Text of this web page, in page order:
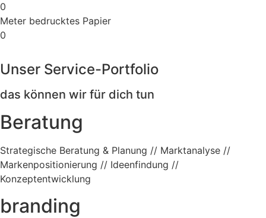
0
Meter bedrucktes Papier
0
Unser Service-Portfolio
das können wir für dich tun
Beratung
Strategische Beratung & Planung // Marktanalyse //
Markenpositionierung // Ideenfindung //
Konzeptentwicklung
branding